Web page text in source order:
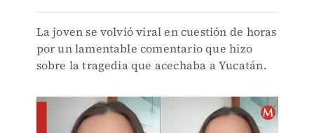
La joven se volvió viral en cuestión de horas
por un lamentable comentario que hizo
sobre la tragedia que acechaba a Yucatán.